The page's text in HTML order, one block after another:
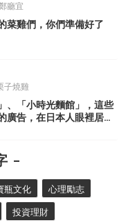
廳宜
菜雞們，你們準備好了
子燒雞
、「小時光麵館」，這些
廣告，在日本人眼裡居然
瓶文化 心理勵志
投資理財